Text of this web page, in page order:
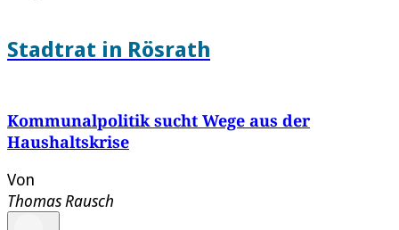
Stadtrat in Rösrath
Kommunalpolitik sucht Wege aus der
Haushaltskrise
Von
Thomas Rausch